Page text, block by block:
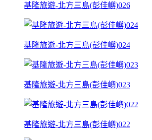
基隆旅遊-北方三島(彭佳嶼)026
基隆旅遊-北方三島(彭佳嶼)024
基隆旅遊-北方三島(彭佳嶼)023
基隆旅遊-北方三島(彭佳嶼)022